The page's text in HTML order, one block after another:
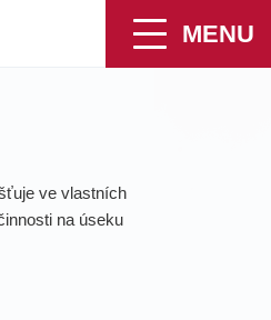
MENU
ve vlastních
na úseku